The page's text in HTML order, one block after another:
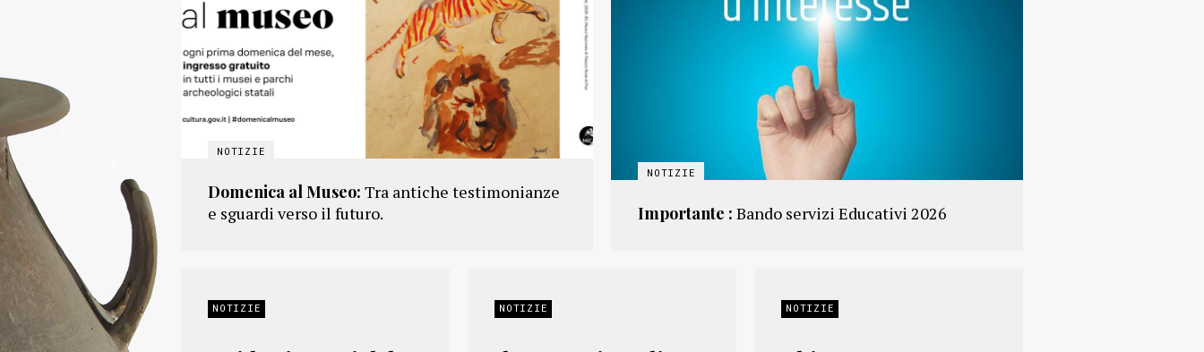
Domenica al Museo: Tra antiche testimonianze
e sguardi verso il futuro.
Importante : Bando servizi Educativi 2026
NOTIZIE NOTIZIE NOTIZIE